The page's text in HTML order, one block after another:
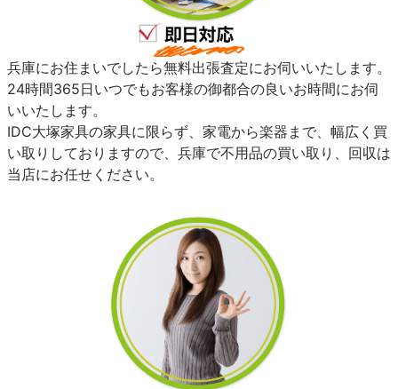
兵庫にお住まいでしたら無料出張査定にお伺いいたします。
24時間365日いつでもお客様の御都合の良いお時間にお伺
いいたします。
IDC大塚家具の家具に限らず、家電から楽器まで、幅広く買
い取りしておりますので、兵庫で不用品の買い取り、回収は
当店にお任せください。